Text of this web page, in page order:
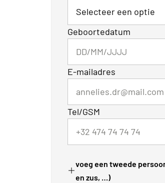
Geboortedatum
E-mailadres
Tel/GSM
voeg een tweede
en zus, …)